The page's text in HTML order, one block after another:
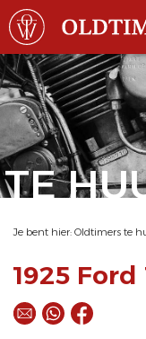
TE
Je bent hier: Oldtimers te
1925 Ford